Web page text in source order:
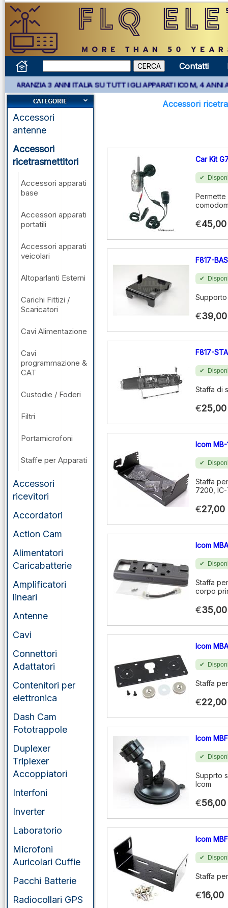
Contatti
GARANZIA 3 ANNI ITALIA SU TUTTI GLI APPARATI ICOM, 4 ANNI
Accessori
antenne
Accessori
ricetrasmettitori
Accessori apparati
base
Accessori apparati
portatili
Accessori apparati
veicolari
Altoparlanti Esterni
Carichi Fittizi /
Scaricatori
Cavi Alimentazione
Cavi
programmazione &
CAT
Custodie / Foderi
Filtri
Portamicrofoni
Staffe per Apparati
Accessori
ricevitori
Accordatori
Action Cam
Alimentatori
Caricabatterie
Amplificatori
lineari
Antenne
Cavi
Connettori
Adattatori
Contenitori per
elettronica
Dash Cam
Fototrappole
Duplexer
Triplexer
Accoppiatori
Interfoni
Inverter
Laboratorio
Microfoni
Auricolari Cuffie
Pacchi Batterie
Radiocollari GPS
Accessori
Car Kit
€45,00
F817-
€39,00
F817-STA
Staffa di
€25,00
Icom MB-
Staffa
7200,
€27,00
Icom
Staffa
corpo
€35,00
Icom
Staffa
€22,00
Icom
Supprto
Icom
€56,00
Icom
Staffa
€16,00